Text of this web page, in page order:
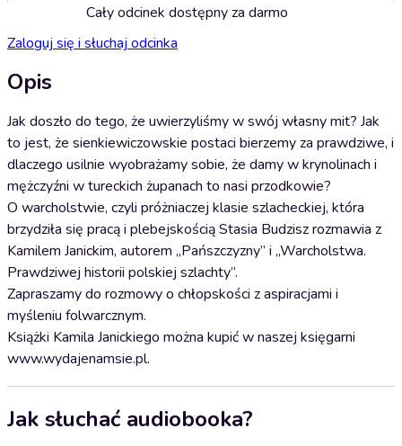
Cały odcinek dostępny za darmo
Zaloguj się i słuchaj odcinka
Opis
Jak doszło do tego, że uwierzyliśmy w swój własny mit? Jak
to jest, że sienkiewiczowskie postaci bierzemy za prawdziwe, i
dlaczego usilnie wyobrażamy sobie, że damy w krynolinach i
mężczyźni w tureckich żupanach to nasi przodkowie?
O warcholstwie, czyli próżniaczej klasie szlacheckiej, która
brzydziła się pracą i plebejskością Stasia Budzisz rozmawia z
Kamilem Janickim, autorem „Pańszczyzny” i „Warcholstwa.
Prawdziwej historii polskiej szlachty”.
Zapraszamy do rozmowy o chłopskości z aspiracjami i
myśleniu folwarcznym.
Książki Kamila Janickiego można kupić w naszej księgarni
www.wydajenamsie.pl.
Jak słuchać audiobooka?